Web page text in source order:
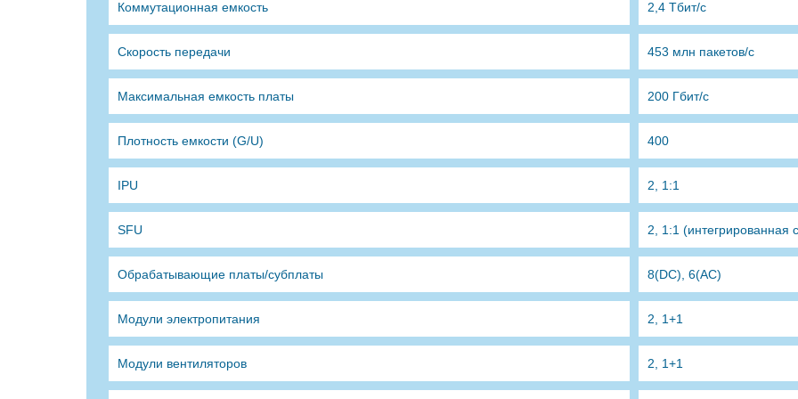
Коммутационная емкость 2,4 Тбит/с
Скорость передачи 453 млн пакетов/с
Максимальная емкость платы 200 Гбит/с
Плотность емкости (G/U) 400
IPU 2, 1:1
SFU 2, 1:1 (интегрированная
Обрабатывающие платы/субплаты 8(DC), 6(AC)
Модули электропитания 2, 1+1
Модули вентиляторов 2, 1+1